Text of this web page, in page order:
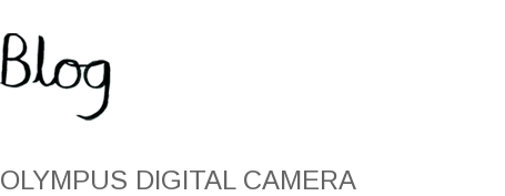
OLYMPUS DIGITAL CAMERA